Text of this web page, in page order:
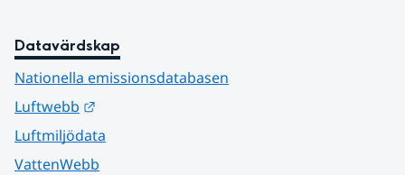
Datavärdskap
Nationella emissionsdatabasen
Luftwebb
Luftmiljödata
VattenWebb